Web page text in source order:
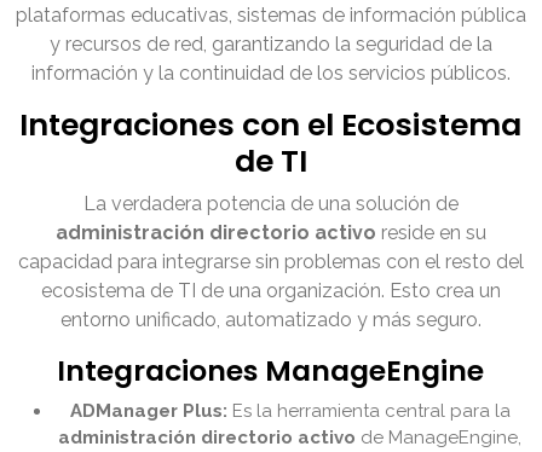
plataformas educativas, sistemas de información pública
y recursos de red, garantizando la seguridad de la
información y la continuidad de los servicios públicos.
Integraciones con el Ecosistema
de TI
La verdadera potencia de una solución de
administración directorio activo reside en su
capacidad para integrarse sin problemas con el resto del
ecosistema de TI de una organización. Esto crea un
entorno unificado, automatizado y más seguro.
Integraciones ManageEngine
ADManager Plus: Es la herramienta central para la
administración directorio activo de ManageEngine,